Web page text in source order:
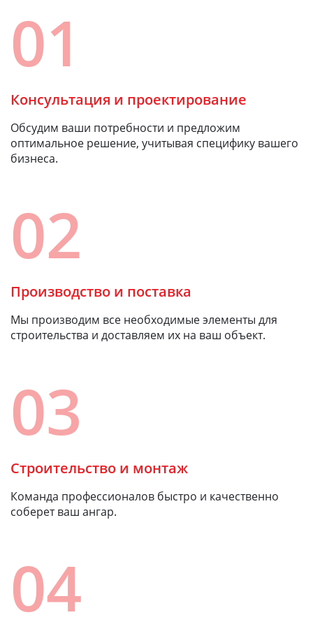
01
Консультация и проектирование
Обсудим ваши потребности и предложим
оптимальное решение, учитывая специфику вашего
бизнеса.
02
Производство и поставка
Мы производим все необходимые элементы для
строительства и доставляем их на ваш объект.
03
Строительство и монтаж
Команда профессионалов быстро и качественно
соберет ваш ангар.
04